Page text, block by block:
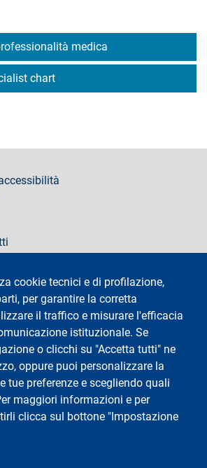
medica
chart
cookie tecnici e di profilazione,
per garantire la corretta
il traffico e misurare l'efficacia
istituzionale. Se
o clicchi su "Accetta tutti" ne
oppure puoi personalizzare la
tue preferenze e scegliendo quali
maggiori informazioni e per
clicca sul bottone "Impostazione
Milano
7 - 20122 Milano